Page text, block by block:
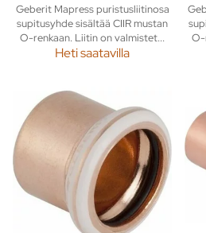
Geberit Mapress puristusliitinosa
supitusyhde sisältää CIIR mustan
O-renkaan. Liitin on valmistet...
Heti saatavilla
O-